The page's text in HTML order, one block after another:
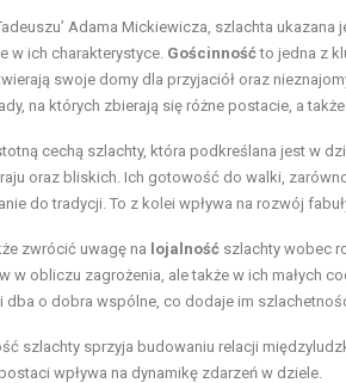
Adama Mickiewicza, szlachta
w ich charakterystyce. Gościnnośćto jedna z
swoje domy dla przyjaciół oraz
na których zbierają się różne postacie, a
cechą szlachty, która podkreślana jest w
oraz bliskich. Ich gotowość do walki,
do tradycji. To z kolei wpływa na rozwój
zwrócić uwagę na lojalność szlachty wobec
w obliczu zagrożenia, ale także w ich małych
dba o dobra wspólne, co dodaje im
szlachty sprzyja budowaniu relacji
wpływa na dynamikę zdarzeń w dziele.